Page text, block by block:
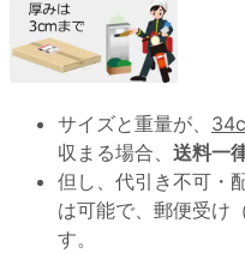
サイズと重量が、
収まる場合、 送料一
但し、代引き不可・
は可能で、郵便受け
す。